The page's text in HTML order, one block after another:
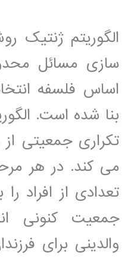
الگوریتم ژنتیک
سازی مسائل
اساس فلسفه
بنا شده است.
تکراری جمعیتی
می کند. در هر
تعدادی از افراد
جمعیت کنونی
والدینی برای